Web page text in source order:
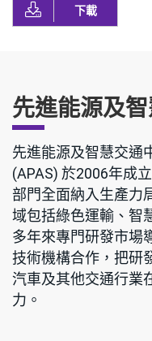
下載
先進能源及
先進能源及智慧交通
(APAS) 於2006年成
部門全面納入生產力
域包括綠色運輸、智
多年來專門研發市場
技術機構合作，把研
汽車及其他交通行業
力。